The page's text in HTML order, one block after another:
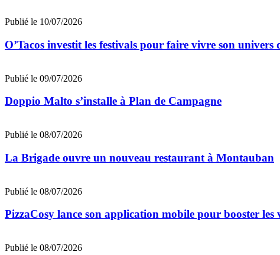
Publié le 10/07/2026
O’Tacos investit les festivals pour faire vivre son univers
Publié le 09/07/2026
Doppio Malto s’installe à Plan de Campagne
Publié le 08/07/2026
La Brigade ouvre un nouveau restaurant à Montauban
Publié le 08/07/2026
PizzaCosy lance son application mobile pour booster les
Publié le 08/07/2026